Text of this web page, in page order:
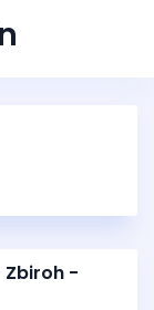
Zbiroh -